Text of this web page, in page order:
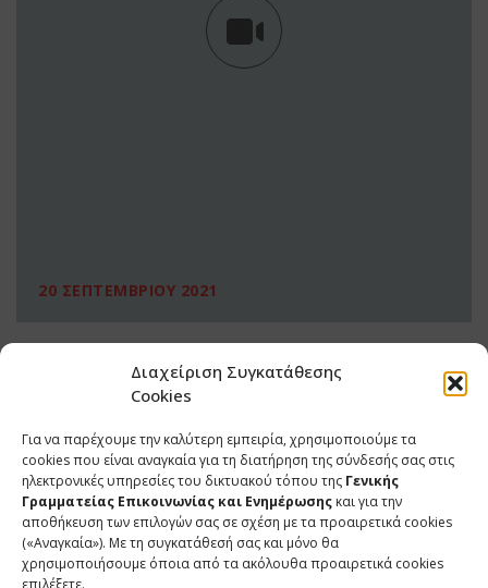
Διαχείριση Συγκατάθεσης
Cookies
Για να παρέχουμε την καλύτερη εμπειρία, χρησιμοποιούμε τα
cookies που είναι αναγκαία για τη διατήρηση της σύνδεσής σας στις
ηλεκτρονικές υπηρεσίες του δικτυακού τόπου της Γενικής
Γραμματείας Επικοινωνίας και Ενημέρωσης και για την
αποθήκευση των επιλογών σας σε σχέση με τα προαιρετικά cookies
(«Αναγκαία»). Με τη συγκατάθεσή σας και μόνο θα
χρησιμοποιήσουμε όποια από τα ακόλουθα προαιρετικά cookies
επιλέξετε.
20 ΣΕΠΤΕΜΒΡΙΟΥ 2021
ΕΠΙΚΟΙΝΩΝΙΑ